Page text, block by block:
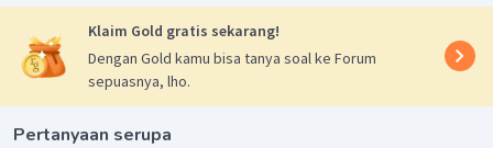
Klaim Gold gratis sekarang!
Dengan Gold kamu bisa tanya soal ke Forum
sepuasnya, lho.
Pertanyaan serupa